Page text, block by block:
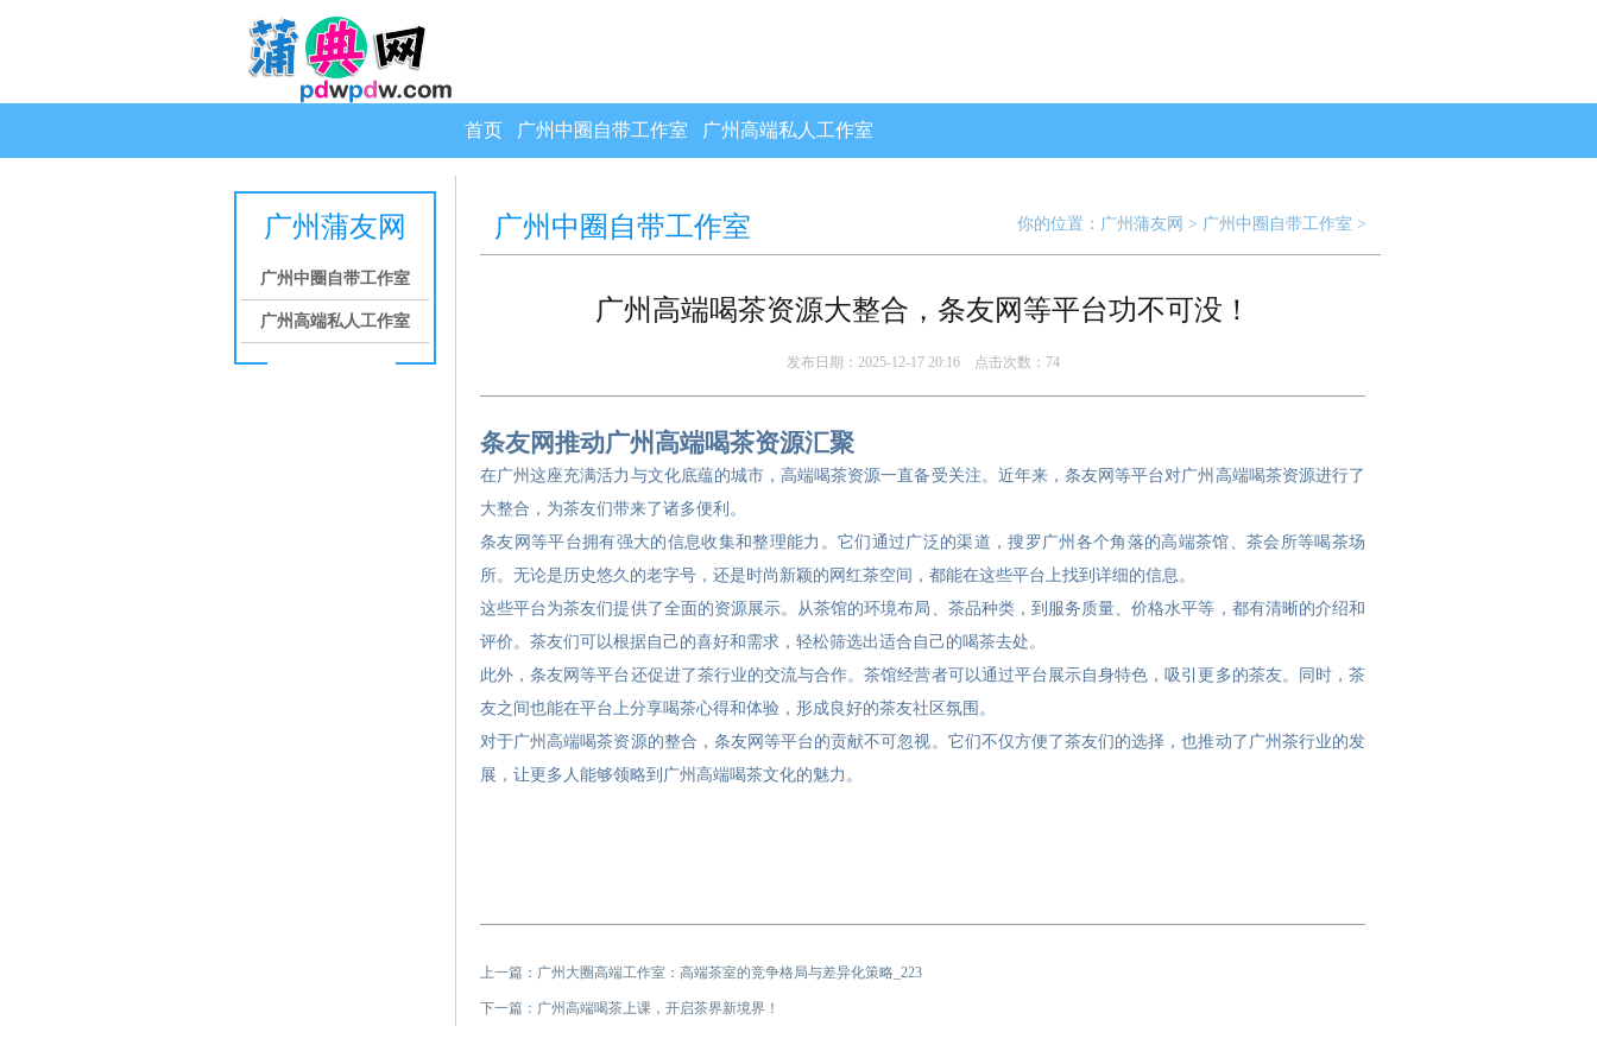
首页 广州中圈自带工作室 广州高端私人工作室
广州蒲友网
广州中圈自带工作室
广州高端私人工作室
广州中圈自带工作室 你的位置： 广州蒲友网 > 广州中圈自带工作室 >
广州高端喝茶资源大整合，条友网等平台功不可没！
发布日期：2025-12-17 20:16 点击次数：74
条友网推动广州高端喝茶资源汇聚
在广州这座充满活力与文化底蕴的城市，高端喝茶资源一直备受关注。近年来，条友网等平台对广州高端喝茶资源进行了
大整合，为茶友们带来了诸多便利。
条友网等平台拥有强大的信息收集和整理能力。它们通过广泛的渠道，搜罗广州各个角落的高端茶馆、茶会所等喝茶场
所。无论是历史悠久的老字号，还是时尚新颖的网红茶空间，都能在这些平台上找到详细的信息。
这些平台为茶友们提供了全面的资源展示。从茶馆的环境布局、茶品种类，到服务质量、价格水平等，都有清晰的介绍和
评价。茶友们可以根据自己的喜好和需求，轻松筛选出适合自己的喝茶去处。
此外，条友网等平台还促进了茶行业的交流与合作。茶馆经营者可以通过平台展示自身特色，吸引更多的茶友。同时，茶
友之间也能在平台上分享喝茶心得和体验，形成良好的茶友社区氛围。
对于广州高端喝茶资源的整合，条友网等平台的贡献不可忽视。它们不仅方便了茶友们的选择，也推动了广州茶行业的发
展，让更多人能够领略到广州高端喝茶文化的魅力。
上一篇： ‌广州大圈高端工作室‌：高端茶室的竞争格局与差异化策略_223
下一篇： 广州高端喝茶上课，开启茶界新境界！